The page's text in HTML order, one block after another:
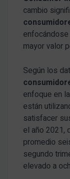
cambio
enfocándose
mayor valor
Según los
enfoque en la
están
satisfacer
el año 2021,
promedio
segundo
elevado a